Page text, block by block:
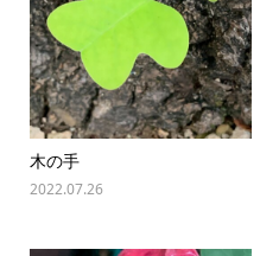
木の手
2022.07.26